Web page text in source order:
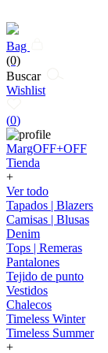
Bag
(0)
Buscar
Wishlist
(0)
MargOFF+OFF
Tienda
+
Ver todo
Tapados | Blazers
Camisas | Blusas
Denim
Tops | Remeras
Pantalones
Tejido de punto
Vestidos
Chalecos
Timeless Winter
Timeless Summer
+